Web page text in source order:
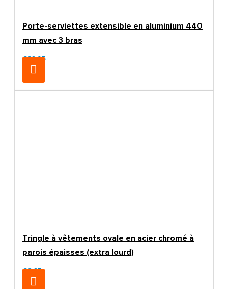
Porte-serviettes extensible en aluminium 440
mm avec 3 bras
€32.95
Tringle à vêtements ovale en acier chromé à
parois épaisses (extra lourd)
€8.25